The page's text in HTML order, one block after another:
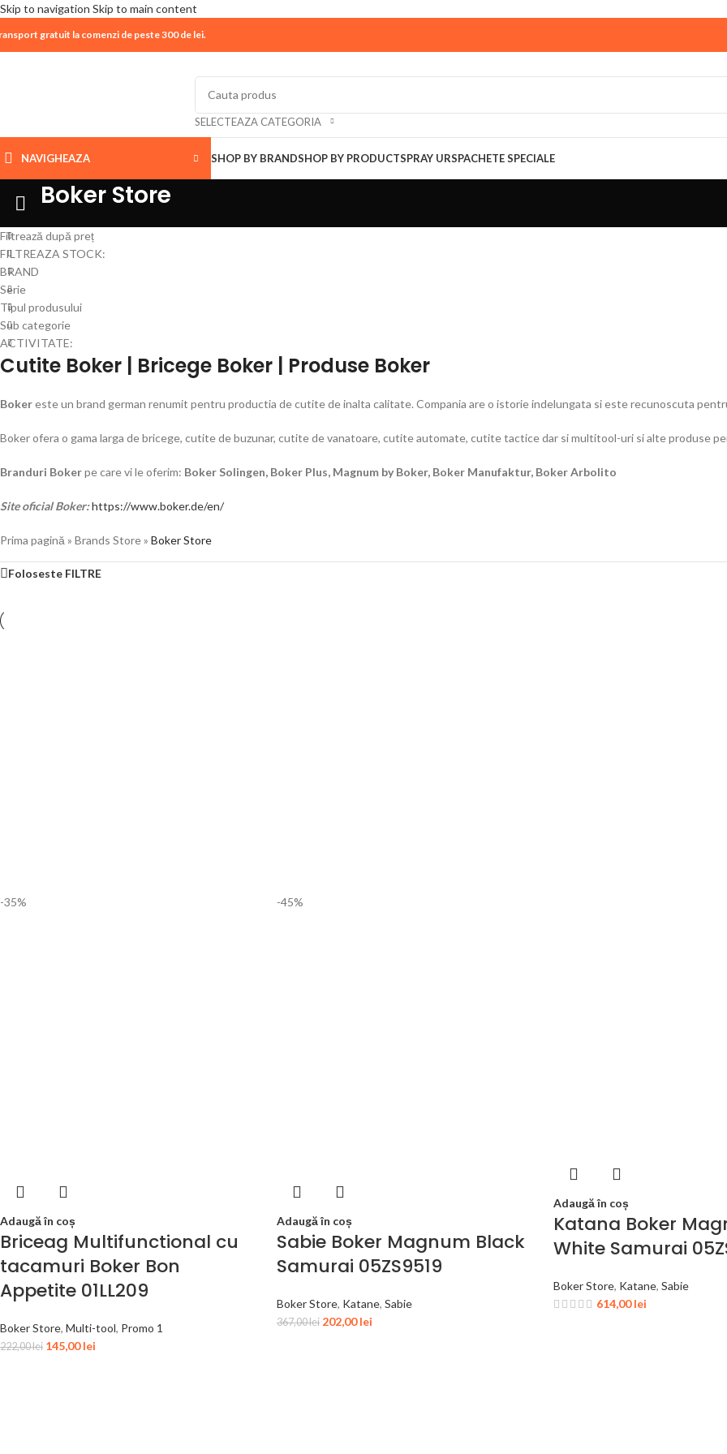
Skip to navigation Skip to main content
| 📦 Program livrari|In perioada11 August - 18 August,magazinul KPRO este inchis. Comenziile plasate
multumim pentru intelegere!
gratuit la comenzi de peste 300 de lei.
SELECTEAZA CATEGORIA
NAVIGHEAZA SHOP BY BRANDSHOP BY PRODUCTSPRAY URSPACHETE SPECIALE
Boker Store
Filtrează după preț
FILTREAZA STOCK:
BRAND
Serie
Tipul produsului
Sub categorie
ACTIVITATE:
Cutite Boker | Bricege Boker | Produse Boker
Bokereste un brand german renumit pentru productia de cutite de inalta calitate. Compania are o istorie indelungata si este recunoscuta
Boker ofera o gama larga de bricege, cutite de buzunar, cutite de vanatoare, cutite automate, cutite tactice dar si multitool-uri si alte produse
Branduri Bokerpe care vi le oferim: Boker Solingen, Boker Plus, Magnum by Boker, Boker Manufaktur, Boker Arbolito
Site oficial Boker:https://www.boker.de/en/
Prima pagină » Brands Store» Boker Store
Foloseste FILTRE
-35%
Adaugă în coș
Briceag Multifunctional cu
tacamuri Boker Bon
Appetite 01LL209
Boker Store, Multi-tool, Promo 1
222,00lei 145,00lei
-45%
Adaugă în coș
Sabie Boker Magnum Black
Samurai 05ZS9519
Boker Store, Katane, Sabie
367,00lei 202,00lei
Adaugă în coș
Katana Boker
White Samurai
Boker Store, Katane, Sabie
614,00lei